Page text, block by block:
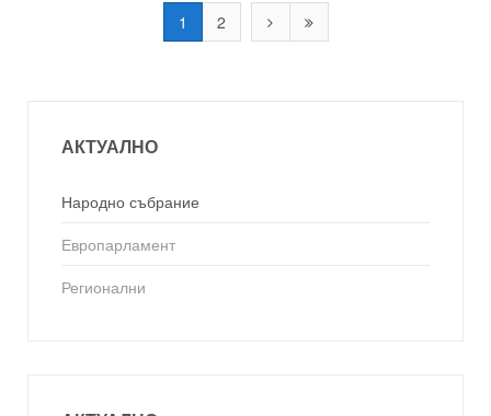
1 2
АКТУАЛНО
Народно събрание
Европарламент
Регионални